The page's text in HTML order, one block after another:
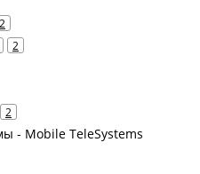
2
2
2
- Mobile TeleSystems